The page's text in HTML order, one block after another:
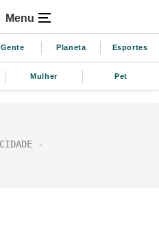
Menu
Gente Planeta Esportes
Mulher Pet